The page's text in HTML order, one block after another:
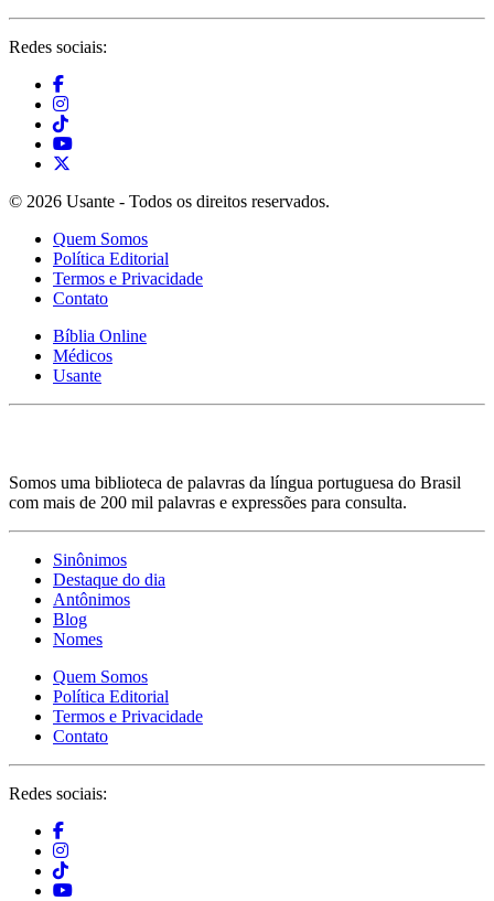
Redes sociais:
© 2026 Usante - Todos os direitos reservados.
Quem Somos
Política Editorial
Termos e Privacidade
Contato
Bíblia Online
Médicos
Usante
Somos uma biblioteca de palavras da língua portuguesa do Brasil
com mais de 200 mil palavras e expressões para consulta.
Sinônimos
Destaque do dia
Antônimos
Blog
Nomes
Quem Somos
Política Editorial
Termos e Privacidade
Contato
Redes sociais: